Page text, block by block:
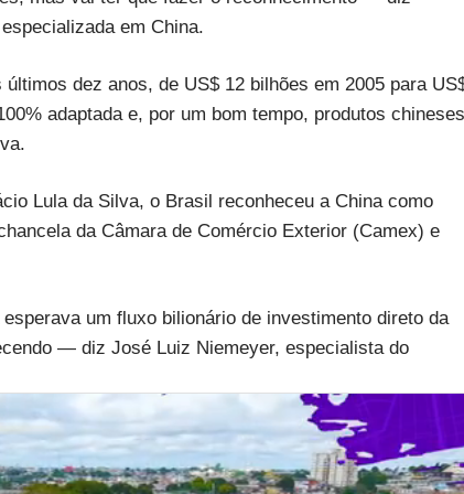
em China.
dez anos, de US$ 12 bilhões em 2005 para
adaptada e, por um bom tempo, produtos chineses
Lula da Silva, o Brasil reconheceu a China como
da Câmara de Comércio Exterior (Camex) e
um fluxo bilionário de investimento direto da
— diz José Luiz Niemeyer, especialista do